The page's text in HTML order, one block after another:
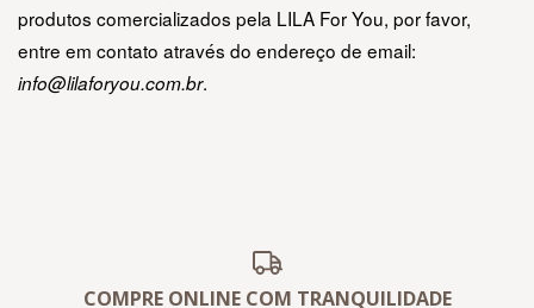
produtos comercializados pela LILA For You, por favor,
info@lilaforyou.com.br.
COMPRE ONLINE COM TRANQUILIDADE